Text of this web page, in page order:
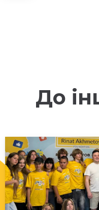
До